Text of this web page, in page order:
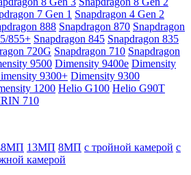
7 Gen 1 Snapdragon 4 Gen 2
888 Snapdragon 870 Snapdragon
855+ Snapdragon 845 Snapdragon 835
720G Snapdragon 710 Snapdragon
9500 Dimensity 9400e Dimensity
9300+ Dimensity 9300
1200 Helio G100 Helio G90T
710
13МП 8МП с тройной камерой с
камерой